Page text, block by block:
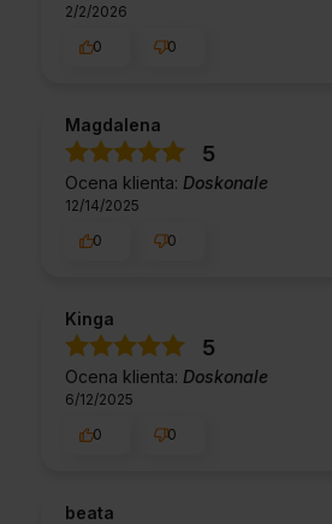
2/2/2026
0
0
Magdalena
5
Ocena klienta: Doskonale
12/14/2025
0
0
Kinga
5
Ocena klienta: Doskonale
6/12/2025
0
0
beata